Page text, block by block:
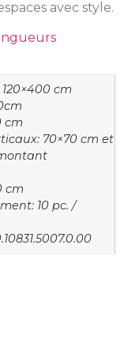
avec style.
cm
cm
70×70 cm et
cm
10 pc. /